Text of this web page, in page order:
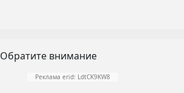
Обратите внимание
Реклама erid: LdtCK9KW8